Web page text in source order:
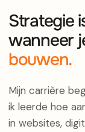
Strategie
wanneer
bouwen.
Mijn carrière
ik leerde hoe
in websites,